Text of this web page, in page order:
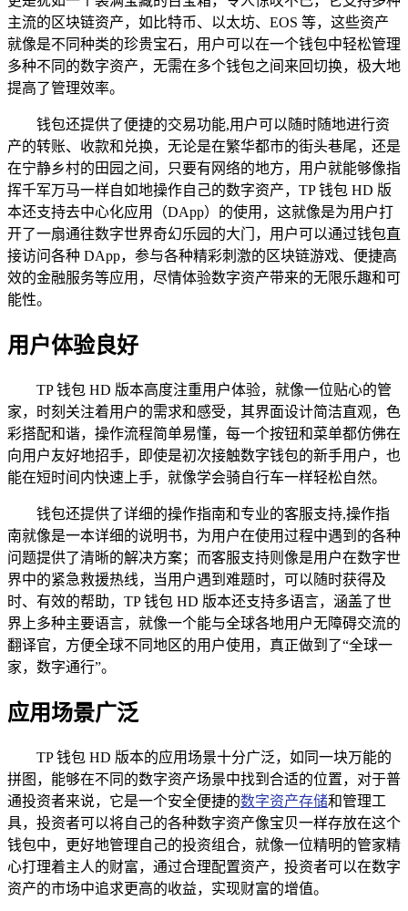
主流的区块链资产，如比特币、以太坊、EOS 等，这些资产
就像是不同种类的珍贵宝石，用户可以在一个钱包中轻松管理
多种不同的数字资产，无需在多个钱包之间来回切换，极大地
提高了管理效率。
钱包还提供了便捷的交易功能,用户可以随时随地进行资
产的转账、收款和兑换，无论是在繁华都市的街头巷尾，还是
在宁静乡村的田园之间，只要有网络的地方，用户就能够像指
挥千军万马一样自如地操作自己的数字资产，TP 钱包 HD 版
本还支持去中心化应用（DApp）的使用，这就像是为用户打
开了一扇通往数字世界奇幻乐园的大门，用户可以通过钱包直
接访问各种 DApp，参与各种精彩刺激的区块链游戏、便捷高
效的金融服务等应用，尽情体验数字资产带来的无限乐趣和可
能性。
用户体验良好
TP 钱包 HD 版本高度注重用户体验，就像一位贴心的管
家，时刻关注着用户的需求和感受，其界面设计简洁直观，色
彩搭配和谐，操作流程简单易懂，每一个按钮和菜单都仿佛在
向用户友好地招手，即使是初次接触数字钱包的新手用户，也
能在短时间内快速上手，就像学会骑自行车一样轻松自然。
钱包还提供了详细的操作指南和专业的客服支持,操作指
南就像是一本详细的说明书，为用户在使用过程中遇到的各种
问题提供了清晰的解决方案；而客服支持则像是用户在数字世
界中的紧急救援热线，当用户遇到难题时，可以随时获得及
时、有效的帮助，TP 钱包 HD 版本还支持多语言，涵盖了世
界上多种主要语言，就像一个能与全球各地用户无障碍交流的
翻译官，方便全球不同地区的用户使用，真正做到了“全球一
家，数字通行”。
应用场景广泛
TP 钱包 HD 版本的应用场景十分广泛，如同一块万能的
拼图，能够在不同的数字资产场景中找到合适的位置，对于普
通投资者来说，它是一个安全便捷的数字资产存储和管理工
具，投资者可以将自己的各种数字资产像宝贝一样存放在这个
钱包中，更好地管理自己的投资组合，就像一位精明的管家精
心打理着主人的财富，通过合理配置资产，投资者可以在数字
资产的市场中追求更高的收益，实现财富的增值。